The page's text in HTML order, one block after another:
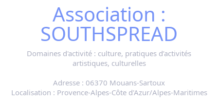
Association :
SOUTHSPREAD
Domaines d'activité : culture, pratiques d’activités
artistiques, culturelles
Adresse : 06370 Mouans-Sartoux
Localisation : Provence-Alpes-Côte d'Azur/Alpes-Maritimes